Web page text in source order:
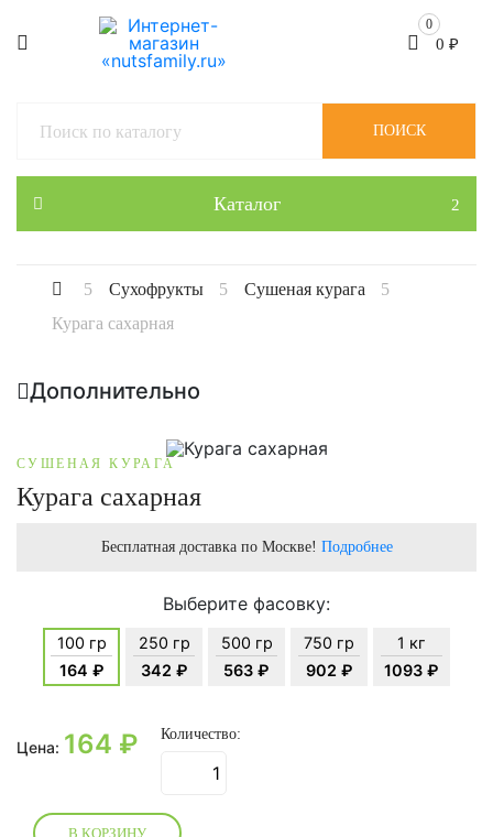
0
0 ₽
Каталог
ПОИСК
Сухофрукты
Сушеная курага
Курага сахарная
Дополнительно
СУШЕНАЯ КУРАГА
Курага сахарная
Бесплатная доставка по Москве! Подробнее
Выберите фасовку:
100 гр
164 ₽
250 гр
342 ₽
500 гр
563 ₽
750 гр
902 ₽
1 кг
1093 ₽
Цена: 164 ₽ Количество:
В КОРЗИНУ